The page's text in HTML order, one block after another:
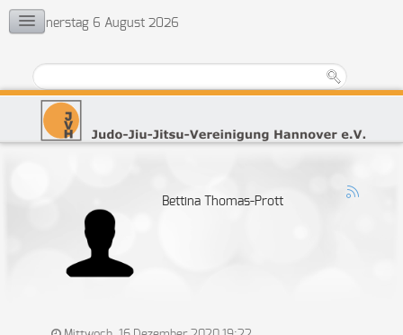
Donnerstag 6 August 2026
KONTAKT
Jugendvertretung
Übungsleiter
Bettina Thomas-Prott